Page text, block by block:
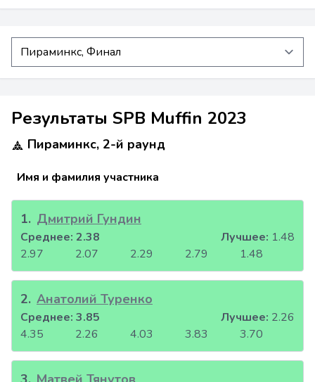
Результаты SPB Muffin 2023
Пираминкс, 2-й раунд
Имя и фамилия участника
1. Дмитрий Гундин
2.97 2.07 2.29 2.79 1.48
Среднее: 2.38 Лучшее: 1.48
2. Анатолий Туренко
4.35 2.26 4.03 3.83 3.70
Среднее: 3.85 Лучшее: 2.26